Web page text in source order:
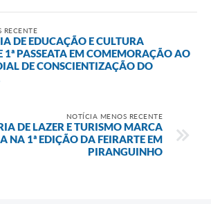
RECENTE
DE EDUCAÇÃO E CULTURA
1ª PASSEATA EM COMEMORAÇÃO AO
DE CONSCIENTIZAÇÃO DO
NOTÍCIA MENOS RECENTE
DE LAZER E TURISMO MARCA
NA 1ª EDIÇÃO DA FEIRARTE EM
PIRANGUINHO